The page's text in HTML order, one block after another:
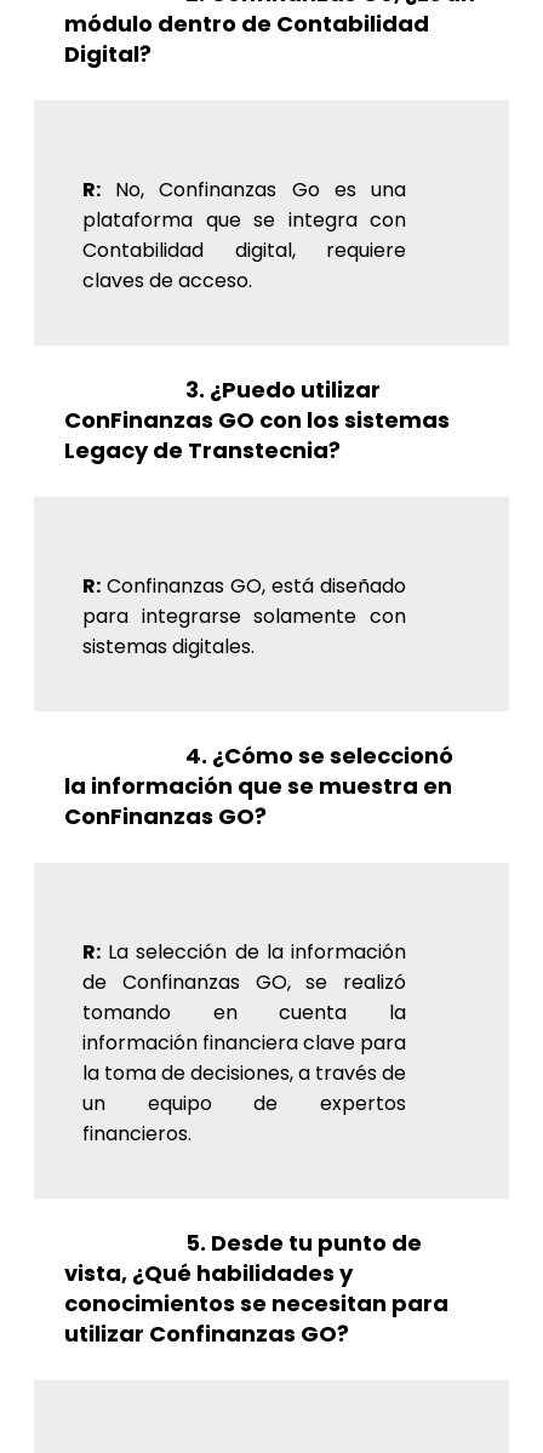
módulo dentro de Contabilidad
Digital?
R: No, Confinanzas Go es una
plataforma que se integra con
Contabilidad digital, requiere
claves de acceso.
3. ¿Puedo utilizar
ConFinanzas GO con los sistemas
Legacy de Transtecnia?
R: Confinanzas GO, está diseñado
para integrarse solamente con
sistemas digitales.
4. ¿Cómo se seleccionó
la información que se muestra en
ConFinanzas GO?
R: La selección de la información
de Confinanzas GO, se realizó
tomando en cuenta la
información financiera clave para
la toma de decisiones, a través de
un equipo de expertos
financieros.
5. Desde tu punto de
vista, ¿Qué habilidades y
conocimientos se necesitan para
utilizar Confinanzas GO?